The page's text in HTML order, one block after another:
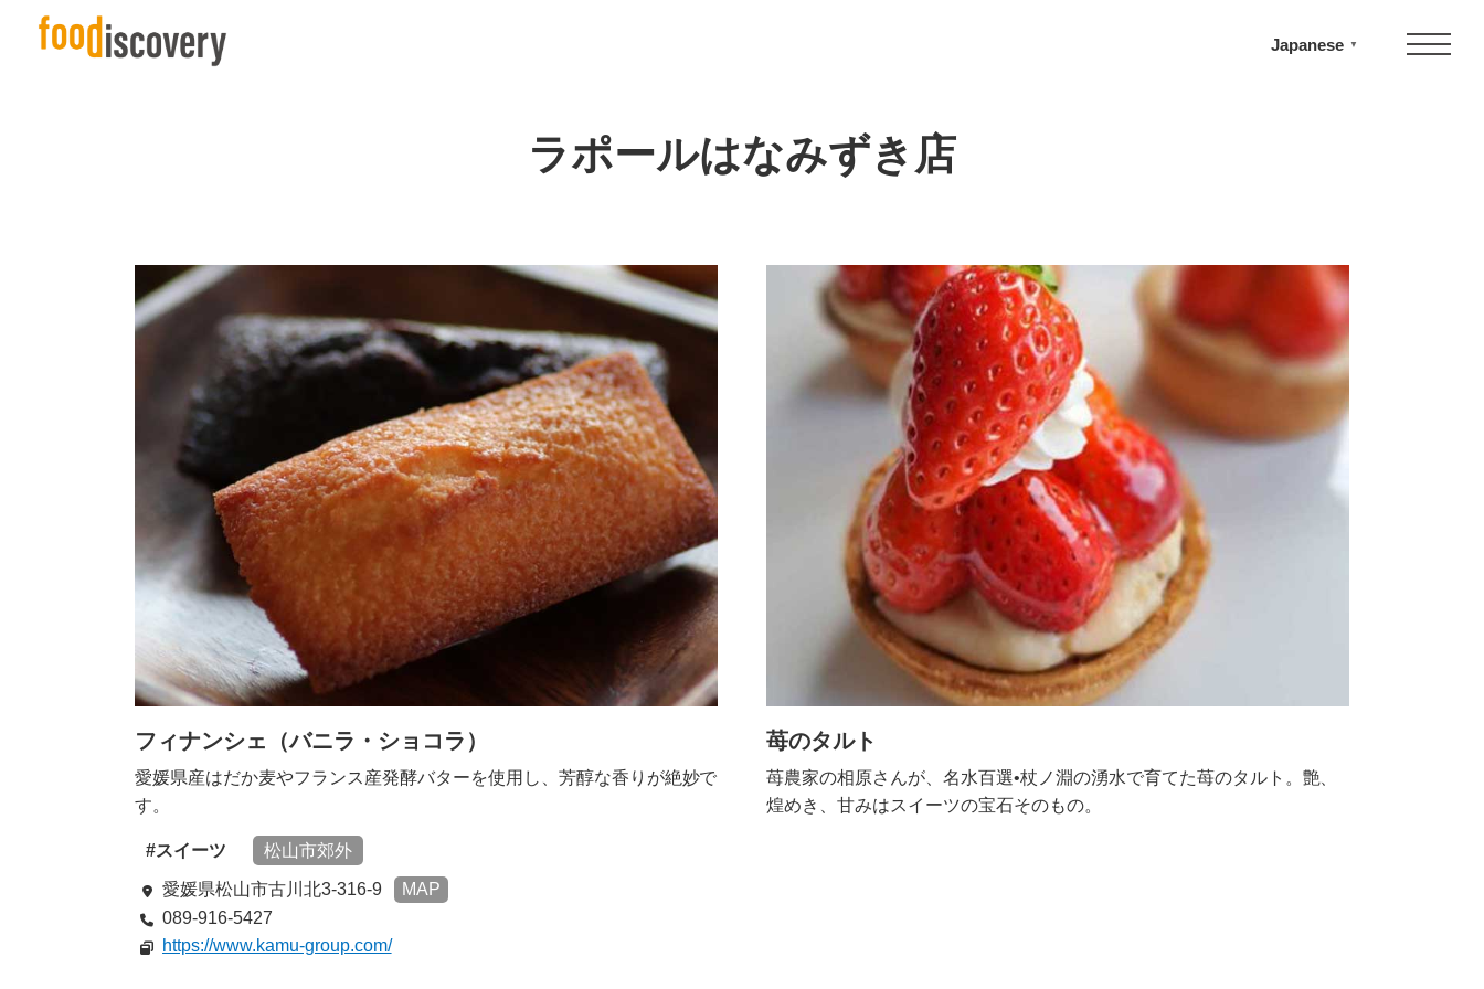
ラポールはなみずき店
フィナンシェ（バニラ・ショコラ）
愛媛県産はだか麦やフランス産発酵バターを使用し、芳醇な香りが絶妙で
す。
苺のタルト
苺農家の相原さんが、名水百選•杖ノ淵の湧水で育てた苺のタルト。艶、
煌めき、甘みはスイーツの宝石そのもの。
スイーツ 松山市郊外
愛媛県松山市古川北3-316-9
MAP
089-916-5427
https://www.kamu-group.com/
Japanese ▼